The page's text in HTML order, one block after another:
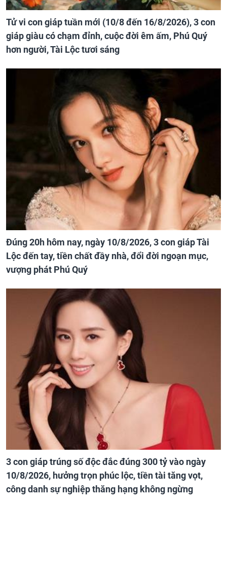
Tử vi con giáp tuần mới (10/8 đến 16/8/2026), 3 con
giáp giàu có chạm đỉnh, cuộc đời êm ấm, Phú Quý
hơn người, Tài Lộc tươi sáng
Đúng 20h hôm nay, ngày 10/8/2026, 3 con giáp Tài
Lộc đến tay, tiền chất đầy nhà, đổi đời ngoạn mục,
vượng phát Phú Quý
3 con giáp trúng số độc đắc đúng 300 tỷ vào ngày
10/8/2026, hưởng trọn phúc lộc, tiền tài tăng vọt,
công danh sự nghiệp thăng hạng không ngừng